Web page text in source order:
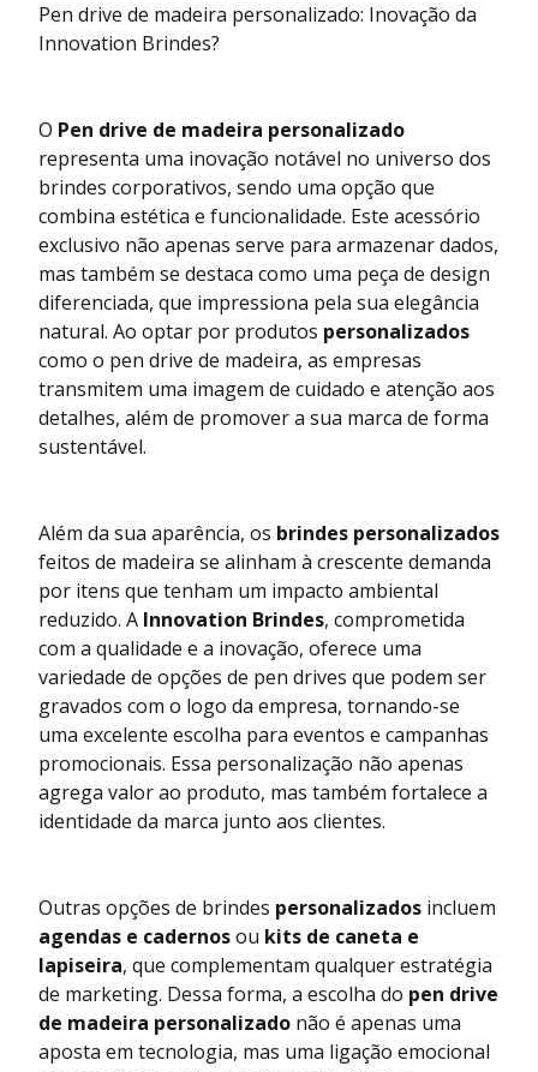
Pen drive de madeira personalizado: Inovação da
Innovation Brindes?
O Pen drive de madeira personalizado
representa uma inovação notável no universo dos
brindes corporativos, sendo uma opção que
combina estética e funcionalidade. Este acessório
exclusivo não apenas serve para armazenar dados,
mas também se destaca como uma peça de design
diferenciada, que impressiona pela sua elegância
natural. Ao optar por produtos personalizados
como o pen drive de madeira, as empresas
transmitem uma imagem de cuidado e atenção aos
detalhes, além de promover a sua marca de forma
sustentável.
Além da sua aparência, os brindes personalizados
feitos de madeira se alinham à crescente demanda
por itens que tenham um impacto ambiental
reduzido. A Innovation Brindes, comprometida
com a qualidade e a inovação, oferece uma
variedade de opções de pen drives que podem ser
gravados com o logo da empresa, tornando-se
uma excelente escolha para eventos e campanhas
promocionais. Essa personalização não apenas
agrega valor ao produto, mas também fortalece a
identidade da marca junto aos clientes.
Outras opções de brindes personalizados incluem
agendas e cadernosou kits de caneta e
lapiseira, que complementam qualquer estratégia
de marketing. Dessa forma, a escolha do pen drive
de madeira personalizado não é apenas uma
aposta em tecnologia, mas uma ligação emocional